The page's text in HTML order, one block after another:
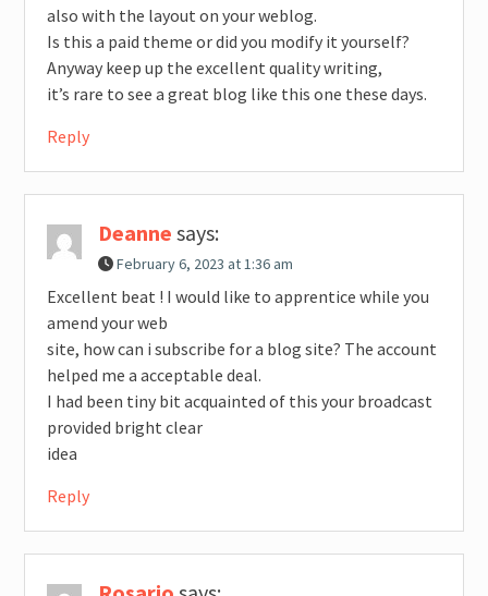
also with the layout on your weblog.
Is this a paid theme or did you modify it yourself?
Anyway keep up the excellent quality writing,
it’s rare to see a great blog like this one these days.
Reply
Deanne says:
February 6, 2023 at 1:36 am
Excellent beat ! I would like to apprentice while you
amend your web
site, how can i subscribe for a blog site? The account
helped me a acceptable deal.
I had been tiny bit acquainted of this your broadcast
provided bright clear
idea
Reply